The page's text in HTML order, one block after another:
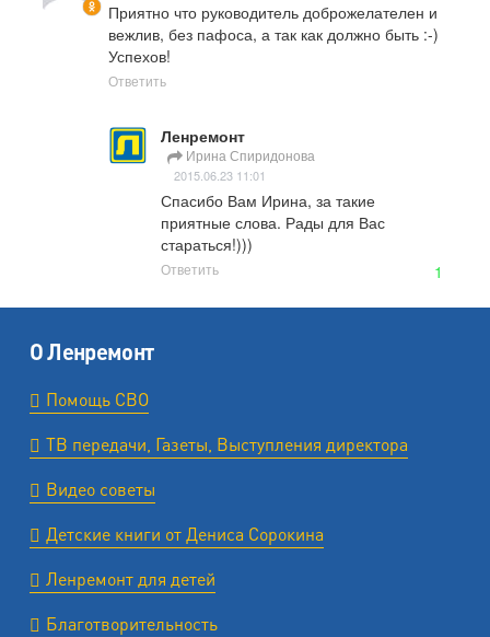
Приятно что руководитель доброжелателен и
вежлив, без пафоса, а так как должно быть :-)
Успехов!
Ответить
Ленремонт
Ирина Спиридонова
2015.06.23 11:01
Спасибо Вам Ирина, за такие
приятные слова. Рады для Вас
стараться!)))
Ответить 1
О Ленремонт
Помощь СВО
ТВ передачи, Газеты, Выступления директора
Видео советы
Детские книги от Дениса Сорокина
Ленремонт для детей
Благотворительность